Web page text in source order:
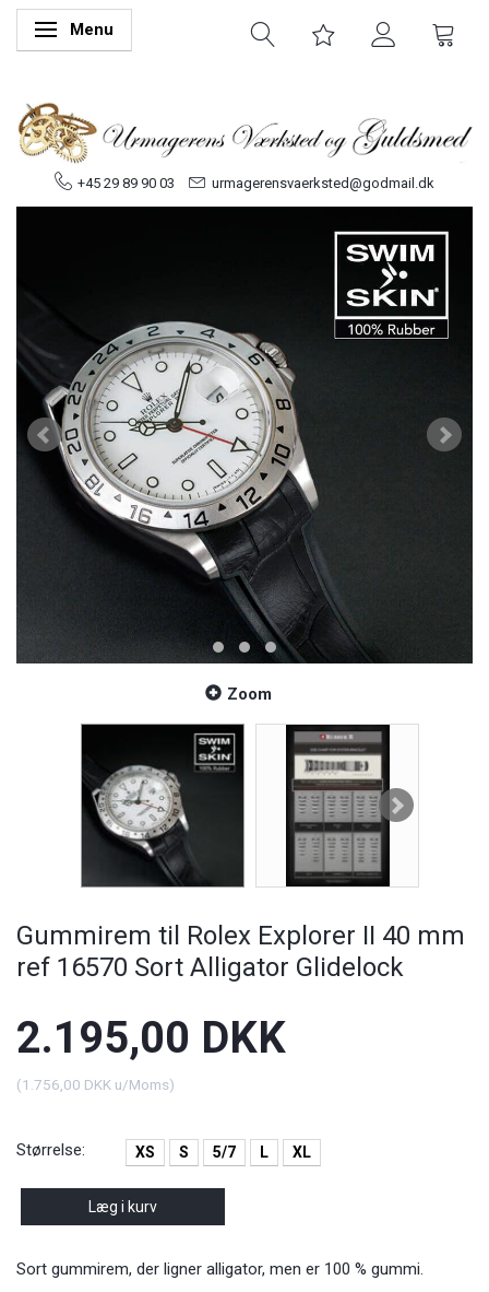
Skifte navigation
Menu
+45 29 89 90 03 urmagerensvaerksted@godmail.dk
Zoom
Gummirem til Rolex Explorer II 40 mm
ref 16570 Sort Alligator Glidelock
2.195,00 DKK
(1.756,00 DKK u/Moms)
Størrelse: XS S 5/7 L XL
Læg i kurv
Sort gummirem, der ligner alligator, men er 100 % gummi.